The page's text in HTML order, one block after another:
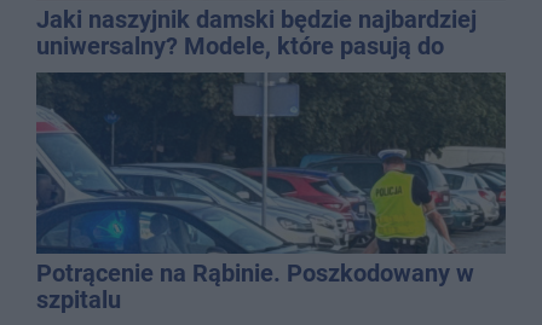
Jaki naszyjnik damski będzie najbardziej
uniwersalny? Modele, które pasują do
wielu stylizacji
Potrącenie na Rąbinie. Poszkodowany w
szpitalu